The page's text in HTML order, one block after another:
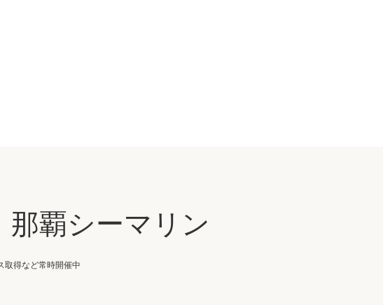
覇シーマリン
取得など常時開催中